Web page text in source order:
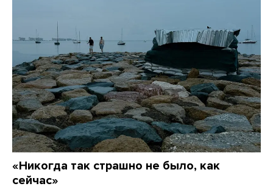
«Никогда так страшно не было, как
сейчас»